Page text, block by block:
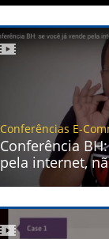
Conferências E-
Conferência
pela internet,